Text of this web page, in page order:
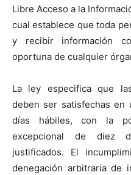
Libre Acceso a la
cual establece que toda
y recibir información
oportuna de cualquier
La ley especifica que
deben ser satisfechas en
días hábiles, con la
excepcional de diez
justificados. El
denegación arbitraria de